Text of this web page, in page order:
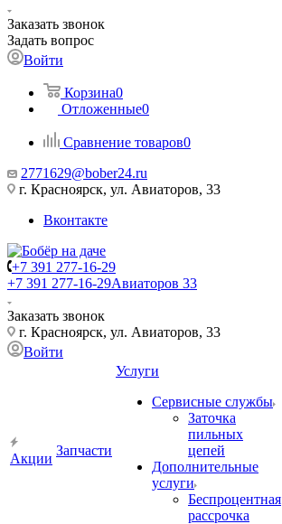
Заказать звонок
Задать вопрос
Войти
Корзина0
Отложенные0
Сравнение товаров0
2771629@bober24.ru
г. Красноярск, ул. Авиаторов, 33
Вконтакте
+7 391 277-16-29
+7 391 277-16-29Авиаторов 33
Заказать звонок
г. Красноярск, ул. Авиаторов, 33
Войти
Акции
Запчасти
Услуги
Сервисные службы
Заточка
пильных
цепей
Дополнительные
услуги
Беспроцентная
рассрочка